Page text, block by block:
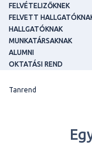
FELVÉTELIZŐKNEK
FELVETT
HALLGATÓKNAK
MUNKATÁRSAKNAK
ALUMNI
OKTATÁSI REND
Tanrend